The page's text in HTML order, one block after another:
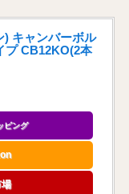
) キャンバーボル
プ CB12KO(2本
ピング